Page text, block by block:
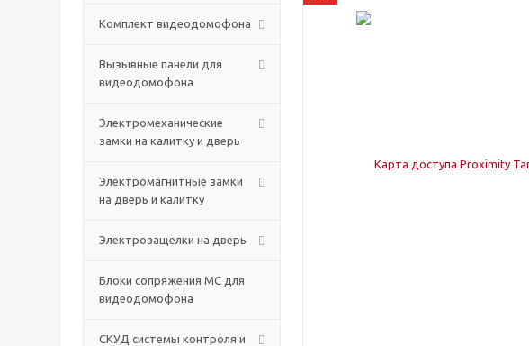
Комплект видеодомофона
Вызывные панели для
видеодомофона
Электромеханические
замки на калитку и дверь
Электромагнитные замки
на дверь и калитку
Электрозащелки на дверь
Блоки сопряжения МС для
видеодомофона
СКУД системы контроля и